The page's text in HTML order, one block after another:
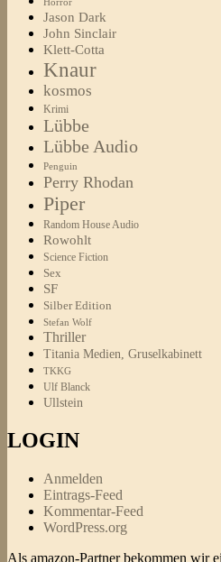
Horror
Jason Dark
John Sinclair
Klett-Cotta
Knaur
kosmos
Krimi
Lübbe
Lübbe Audio
Penguin
Perry Rhodan
Piper
Random House Audio
Rowohlt
Science Fiction
Sex
SF
Silber Edition
Stefan Wolf
Thriller
Titania Medien, Gruselkabinett
TKKG
Ulf Blanck
Ullstein
LOGIN
Anmelden
Eintrags-Feed
Kommentar-Feed
WordPress.org
Als amazon-Partner bekommen wir